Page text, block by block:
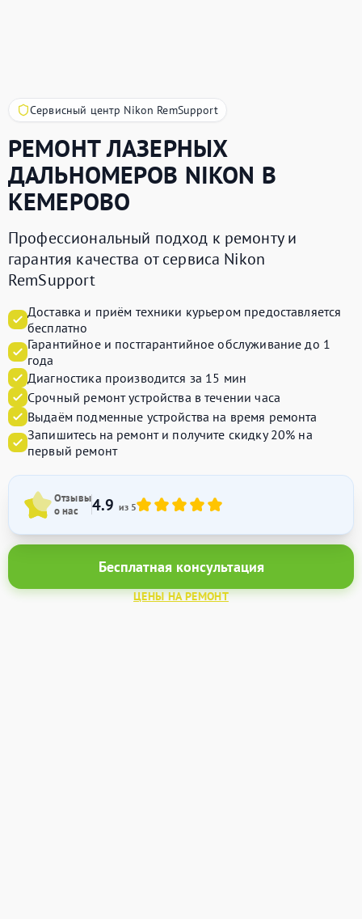
Сервисный центр Nikon RemSupport
РЕМОНТ ЛАЗЕРНЫХ
ДАЛЬНОМЕРОВ NIKON В
КЕМЕРОВО
Профессиональный подход к ремонту и
гарантия качества от сервиса Nikon
RemSupport
Доставка и приём техники курьером предоставляется
бесплатно
Гарантийное и постгарантийное обслуживание до 1
года
Диагностика производится за 15 мин
Срочный ремонт устройства в течении часа
Выдаём подменные устройства на время ремонта
Запишитесь на ремонт и получите скидку 20% на
первый ремонт
Отзывы
о нас
4.9 из 5
Бесплатная консультация
ЦЕНЫ НА РЕМОНТ